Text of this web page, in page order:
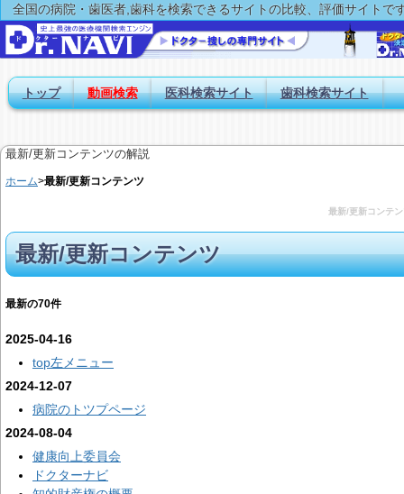
全国の病院・歯医者,歯科を検索できるサイトの比較、評価サイトで
トップ 動画検索 医科検索サイト 歯科検索サイト
最新/更新コンテンツの解説
ホーム>最新/更新コンテンツ
最新/更新コンテ
最新/更新コンテンツ
最新の70件
2025-04-16
top左メニュー
2024-12-07
病院のトツプページ
2024-08-04
健康向上委員会
ドクターナビ